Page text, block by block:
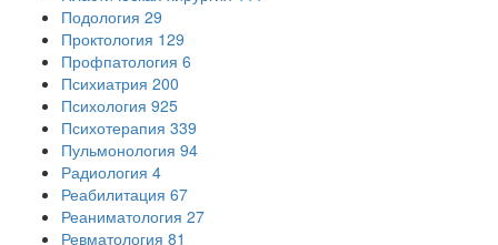
Подология 29
Проктология 129
Профпатология 6
Психиатрия 200
Психология 925
Психотерапия 339
Пульмонология 94
Радиология 4
Реабилитация 67
Реаниматология 27
Ревматология 81